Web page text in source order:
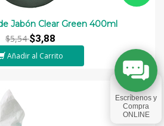
Jabón Clear Green 400ml
$5,54$3,88
Añadir al Carrito
-70%